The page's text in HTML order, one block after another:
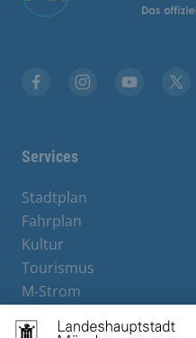
Services
Stadtplan
Fahrplan
Kultur
Tourismus
M-Strom